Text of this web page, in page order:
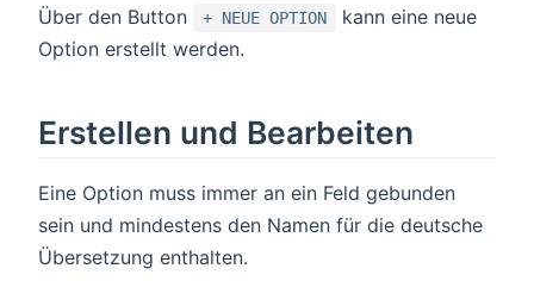
Über den Button + NEUE OPTION
kann eine neue
Option erstellt werden.
Erstellen und Bearbeiten
Eine Option muss immer an ein Feld gebunden
sein und mindestens den Namen für die deutsche
Übersetzung enthalten.